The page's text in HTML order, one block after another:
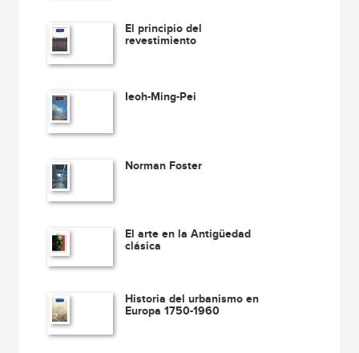
El principio del
revestimiento
Ieoh-Ming-Pei
Norman Foster
El arte en la Antigüedad
clásica
Historia del urbanismo en
Europa 1750-1960